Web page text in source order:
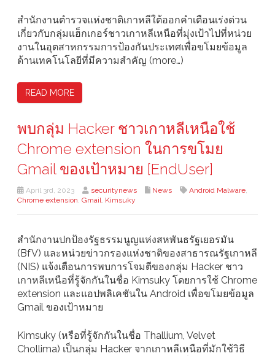
สำนักงานตำรวจแห่งชาติเกาหลีใต้ออกคำเตือนเร่งด่วน
เกี่ยวกับกลุ่มแฮ็กเกอร์ชาวเกาหลีเหนือที่มุ่งเป้าไปที่หน่วย
งานในอุตสาหกรรมการป้องกันประเทศเพื่อขโมยข้อมูล
ด้านเทคโนโลยีที่มีความสำคัญ (more…)
READ MORE
พบกลุ่ม Hacker ชาวเกาหลีเหนือใช้
Chrome extension ในการขโมย
Gmail ของเป้าหมาย [EndUser]
April 3rd, 2023 securitynews News Android Malware,
Chrome extension, Gmail, Kimsuky
สำนักงานปกป้องรัฐธรรมนูญแห่งสหพันธรัฐเยอรมัน
(BfV) และหน่วยข่าวกรองแห่งชาติของสาธารณรัฐเกาหลี
(NIS) แจ้งเตือนการพบการโจมตีของกลุ่ม Hacker ชาว
เกาหลีเหนือที่รู้จักกันในชื่อ Kimsuky โดยการใช้ Chrome
extension และแอปพลิเคชันใน Android เพื่อขโมยข้อมูล
Gmail ของเป้าหมาย
Kimsuky (หรือที่รู้จักกันในชื่อ Thallium, Velvet
Chollima) เป็นกลุ่ม Hacker จากเกาหลีเหนือที่มักใช้วิธี